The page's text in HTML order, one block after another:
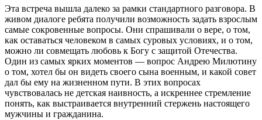
Эта встреча вышла далеко за рамки стандартного разговора. В
живом диалоге ребята получили возможность задать взрослым
самые сокровенные вопросы. Они спрашивали о вере, о том,
как оставаться человеком в самых суровых условиях, и о том,
можно ли совмещать любовь к Богу с защитой Отечества.
Один из самых ярких моментов — вопрос Андрею Милютину
о том, хотел бы он видеть своего сына военным, и какой совет
дал бы ему на жизненном пути. В этих вопросах
чувствовалась не детская наивность, а искреннее стремление
понять, как выстраивается внутренний стержень настоящего
мужчины и гражданина.